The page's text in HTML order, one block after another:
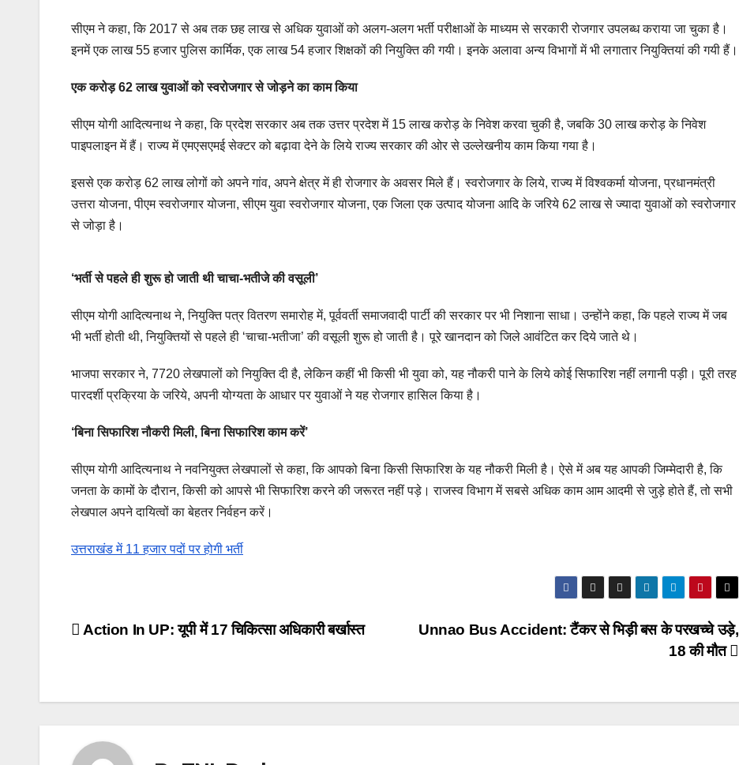
सीएम ने कहा, कि 2017 से अब तक छह लाख से अधिक युवाओं को अलग-अलग भर्ती परीक्षाओं के माध्यम से सरकारी रोजगार उपलब्ध कराया जा चुका है।
इनमें एक लाख 55 हजार पुलिस कार्मिक, एक लाख 54 हजार शिक्षकों की नियुक्ति की गयी। इनके अलावा अन्य विभागों में भी लगातार नियुक्तियां की गयी हैं।
एक करोड़ 62 लाख युवाओं को स्वरोजगार से जोड़ने का काम किया
सीएम योगी आदित्यनाथ ने कहा, कि प्रदेश सरकार अब तक उत्तर प्रदेश में 15 लाख करोड़ के निवेश करवा चुकी है, जबकि 30 लाख करोड़ के निवेश
पाइपलाइन में हैं। राज्य में एमएसएमई सेक्टर को बढ़ावा देने के लिये राज्य सरकार की ओर से उल्लेखनीय काम किया गया है।
इससे एक करोड़ 62 लाख लोगों को अपने गांव, अपने क्षेत्र में ही रोजगार के अवसर मिले हैं। स्वरोजगार के लिये, राज्य में विश्वकर्मा योजना, प्रधानमंत्री
उत्तरा योजना, पीएम स्वरोजगार योजना, सीएम युवा स्वरोजगार योजना, एक जिला एक उत्पाद योजना आदि के जरिये 62 लाख से ज्यादा युवाओं को स्वरोजगार
से जोड़ा है।
‘भर्ती से पहले ही शुरू हो जाती थी चाचा-भतीजे की वसूली’
सीएम योगी आदित्यनाथ ने, नियुक्ति पत्र वितरण समारोह में, पूर्ववर्ती समाजवादी पार्टी की सरकार पर भी निशाना साधा। उन्होंने कहा, कि पहले राज्य में जब
भी भर्ती होती थी, नियुक्तियों से पहले ही ‘चाचा-भतीजा’ की वसूली शुरू हो जाती है। पूरे खानदान को जिले आवंटित कर दिये जाते थे।
भाजपा सरकार ने, 7720 लेखपालों को नियुक्ति दी है, लेकिन कहीं भी किसी भी युवा को, यह नौकरी पाने के लिये कोई सिफारिश नहीं लगानी पड़ी। पूरी तरह
पारदर्शी प्रक्रिया के जरिये, अपनी योग्यता के आधार पर युवाओं ने यह रोजगार हासिल किया है।
‘बिना सिफारिश नौकरी मिली, बिना सिफारिश काम करें’
सीएम योगी आदित्यनाथ ने नवनियुक्त लेखपालों से कहा, कि आपको बिना किसी सिफारिश के यह नौकरी मिली है। ऐसे में अब यह आपकी जिम्मेदारी है, कि
जनता के कामों के दौरान, किसी को आपसे भी सिफारिश करने की जरूरत नहीं पड़े। राजस्व विभाग में सबसे अधिक काम आम आदमी से जुड़े होते हैं, तो सभी
लेखपाल अपने दायित्वों का बेहतर निर्वहन करें।
उत्तराखंड में 11 हजार पदों पर होगी भर्ती
Post
Unnao Bus Accident: टैंकर से भिड़ी बस के परखच्चे उड़े,
18 की मौत
Action In UP: यूपी में 17 चिकित्सा अधिकारी बर्खास्त